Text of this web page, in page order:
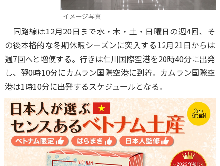
イメージ写真
同路線は12月20日まで水・木・土・日曜日の週4回、そ
の後本格的な冬期休暇シーズンに突入する12月21日からは
週7回へと増便する。行きは仁川国際空港を20時40分に出発
し、翌0時10分にカムラン国際空港に到着。カムラン国際空
港は1時10分に出発するスケジュールとなる。